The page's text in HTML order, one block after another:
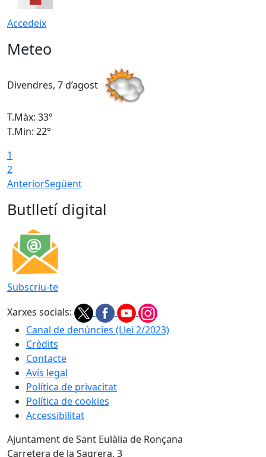
Accedeix
Meteo
Divendres, 7 d’agost
T.Màx: 33°
T.Min: 22°
1
2
AnteriorSegüent
Butlletí digital
Subscriu-te
Xarxes socials:
Canal de denúncies (Llei 2/2023)
Crèdits
Contacte
Avís legal
Política de privacitat
Política de cookies
Accessibilitat
Ajuntament de Sant Eulàlia de Ronçana
Carretera de la Sagrera, 3